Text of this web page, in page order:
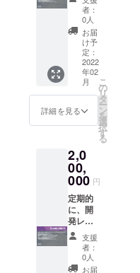
名前の
掲載を
させて
いただ
きま
す。
「※支援
時、必
ず備考
欄にご
希望の
お名前
入くだ
さ
い。」
レート
提供
（中）
記念バ
スタオ
ルをお
送りい
たしま
す。 創
薬プ
レート
（ガラ
に名前
を掲載
させて
いただ
きま
す。 公
式サイ
トにお
名前の
掲載を
させて
(頻度は
6か月に
1回、6
月末、
１２月
末に送
付)をご
送付い
たしま
す。
CiMLか
らの感
お送り
いたし
ます。
記念品
（創薬
記念手
ぬぐ
い）を
お送り
いたし
ます。
者：
0人
お届
け予
定：
2022
年02
月
詳細を見る
こ
の
リ
タ
ー
ン
を
選
択
す
る
2,0
00,
000 円
定期的
に、開
発レ
ポート
(頻度は
6か月に
1回、6
支援
者：
0人
お届